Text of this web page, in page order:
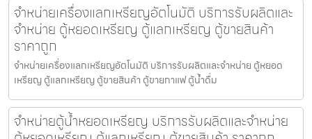
จำหน่ายเครื่องแลกเหรียญ​อัตโนมัติ บริการรับผลิตและ
จำหน่าย ตู้หยอดเหรียญ ตู้แลกเหรียญ ตู้ขายสินค้า
ราคาถูก
จำหน่ายเครื่องแลกเหรียญ​อัตโนมัติ บริการรับผลิตและจำหน่าย ตู้หยอด
เหรียญ ตู้แลกเหรียญ ตู้ขายสินค้า ตู้ขายกาแฟ ตู้น้ำดื่ม
จำหน่ายตู้น้ำหยอดเหรียญ บริการรับผลิตและจำหน่าย